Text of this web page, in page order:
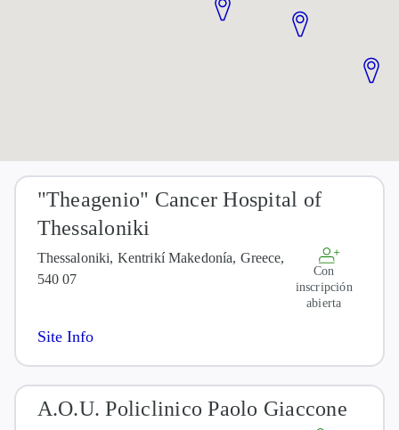
"Theagenio" Cancer Hospital of
Thessaloniki
Thessaloniki, Kentrikí Makedonía, Greece,
540 07
Con
inscripción
abierta
Site Info
A.O.U. Policlinico Paolo Giaccone